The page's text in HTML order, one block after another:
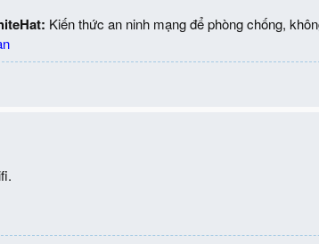
Kiến thức an ninh mạng để phòng chống,